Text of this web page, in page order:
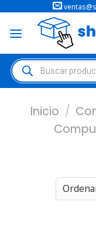
Inicio /